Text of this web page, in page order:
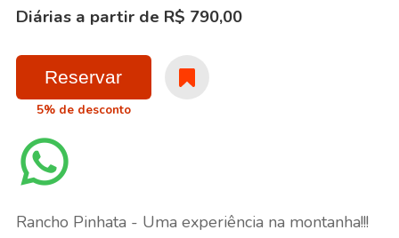
Diárias a partir de R$ 790,00
Reservar
5% de desconto
Rancho Pinhata - Uma experiência na montanha!!!